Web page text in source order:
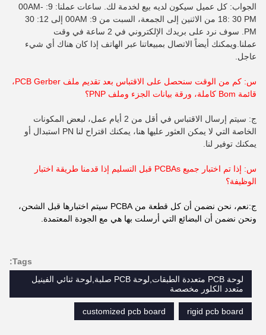
الجواب: كل عميل سيكون لديه بيع لخدمة لك. ساعات عملنا: 9: 00AM-
18: 30 PM من الاثنين إلى الجمعة، السبت من 9: 00AM إلى 12: 30
PM. سوف نرد على بريدك الإلكتروني في 2 ساعة في وقت
عملنا.ويمكنك أيضاً الاتصال بمبيعاتنا عبر الهاتف إذا كان هناك أي شيء
عاجل.
س: كم من الوقت سنحصل على الاقتباس بعد تقديم ملف PCB Gerber،
قائمة Bom كاملة، ورقة بيانات الجزء وملف PNP؟
ج: سيتم إرسال الاقتباس في أقل من 2 أيام عمل، لبعض المكونات
الخاصة التي لا يمكن العثور عليها هنا، يمكنك اقتراح لنا PN استبدال أو
يمكنك توفير لنا.
س: إذا تم اختبار جميع PCBAs قبل التسليم إذا قدمنا طريقة اختبار
الوظيفة؟
ج:نعم، نحن نضمن أن كل قطعة من PCBA سيتم اختبارها قبل الشحن،
ونحن نضمن أن البضائع التي أرسلت بها هي مع الجودة المعتمدة.
Tags:
لوحة PCB متعددة الطبقات,لوحة PCB صلبة,لوحة ثنائي الفينيل
متعدد الكلور مخصصة
rigid pcb board
customized pcb board